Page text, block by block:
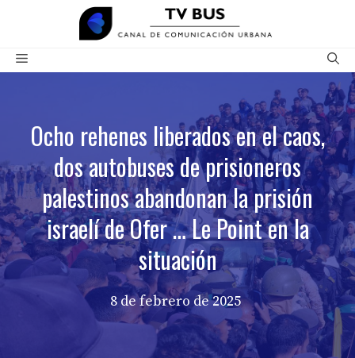
contenido
Menú
Ocho rehenes liberados en el caos,
dos autobuses de prisioneros
palestinos abandonan la prisión
israelí de Ofer … Le Point en la
situación
8 de febrero de 2025